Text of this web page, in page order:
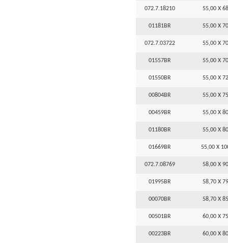
072.7.18210 55,00 X
01181BR 55,00 X
072.7.03722 55,00 X
01557BR 55,00 X
01550BR 55,00 X
00804BR 55,00 X
00459BR 55,00 X
01180BR 55,00 X
01669BR 55,00 X
072.7.08769 58,00 X
01995BR 58,70 X
00070BR 58,70 X
00501BR 60,00 X
00223BR 60,00 X